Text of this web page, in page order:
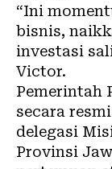
“Ini
bisnis,
investasi
Victor.
Pemerintah
secara
delegasi
Provinsi